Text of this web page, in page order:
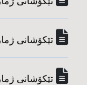
تێکۆشانی ژماره‌
تێکۆشانی ژماره‌